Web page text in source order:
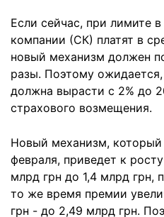
Если сейчас, при лимите
компании (СК) платят в
новый механизм должен
разы. Поэтому
должна вырасти с 2% до
страхового возмещения.
Новый механизм, который
февраля, приведет к
млрд грн до 1,4 млрд грн,
то же время премии
грн - до 2,49 млрд грн.